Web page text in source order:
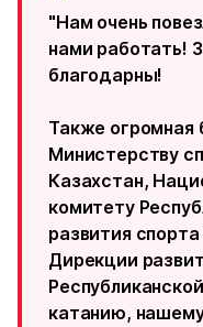
"Нам очень
нами работать!
благодарны!
Также огромная
Министерству
Казахстан,
комитету
развития
Дирекции
катанию,